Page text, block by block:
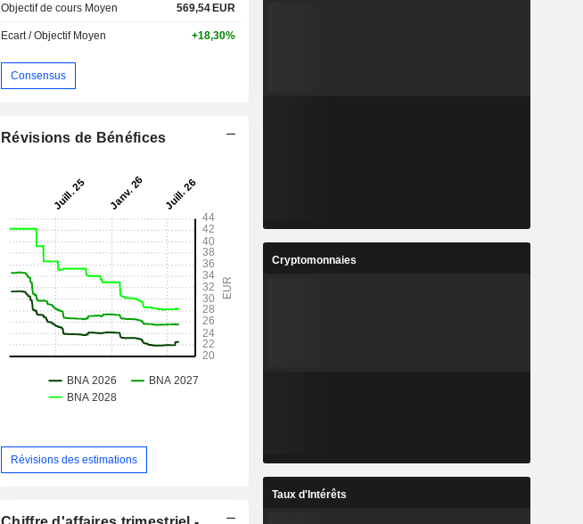
Objectif de cours Moyen 569,54 EUR
Ecart / Objectif Moyen +18,30%
Consensus
Révisions de Bénéfices
Révisions des estimations
Cryptomonnaies
Taux d'Intérêts